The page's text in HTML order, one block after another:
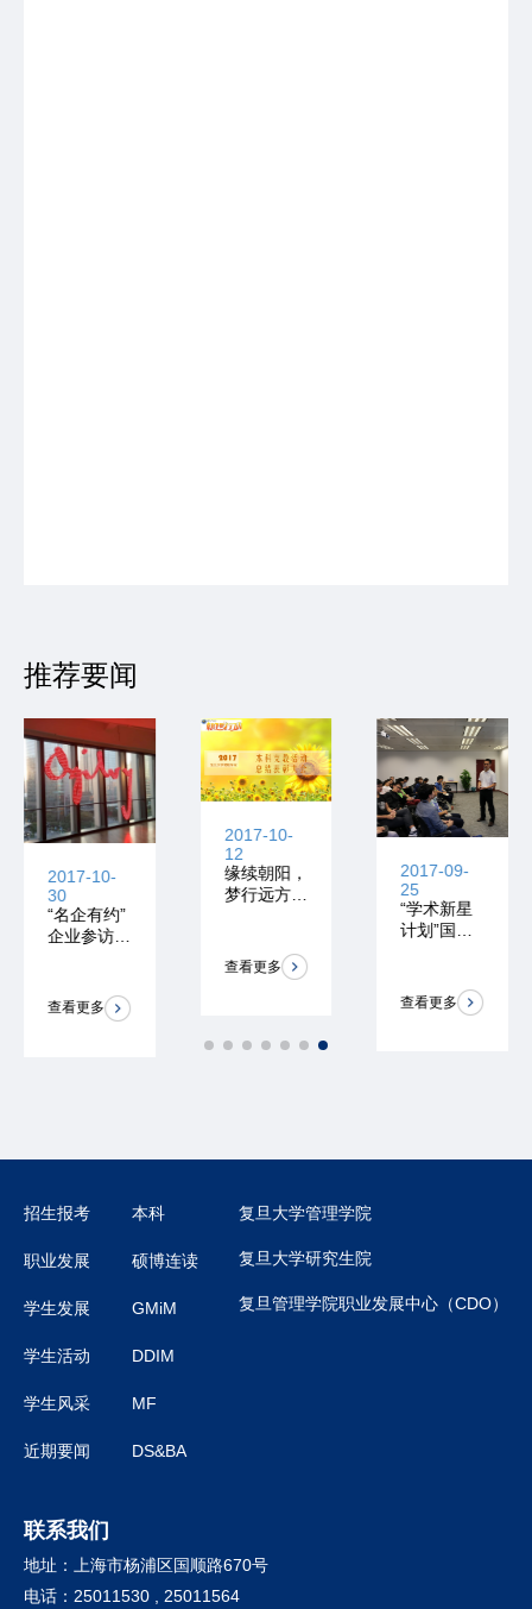
推荐要闻
2017-10-
30
“名企有约”
企业参访之
奥美参访活
动圆满举办
查看更多
2017-10-
12
缘续朝阳，
梦行远方|2
查看更多
2017-09-
25
“学术新星
计划”国金
查看更多
招生报考
职业发展
学生发展
学生活动
学生风采
近期要闻
本科
硕博连读
GMiM
DDIM
MF
DS&BA
复旦大学管理学院
复旦大学研究生院
复旦管理学院职业发展中心（CDO）
联系我们
地址：上海市杨浦区国顺路670号
电话：25011530 , 25011564